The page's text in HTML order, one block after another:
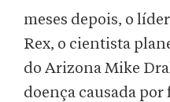
meses depois, o
Rex, o cientista
do Arizona Mike
doença causada